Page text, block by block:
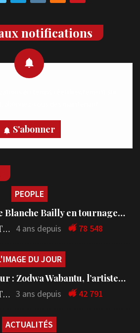
notifications
S'abonner
PEOPLE
Blanche Bailly en tournage…
LA REDACTION 4 ans depuis 78 548
DU JOUR
: Zodwa Wabantu, l’artiste…
LA REDACTION 3 ans depuis 42 791
ACTUALITÉS